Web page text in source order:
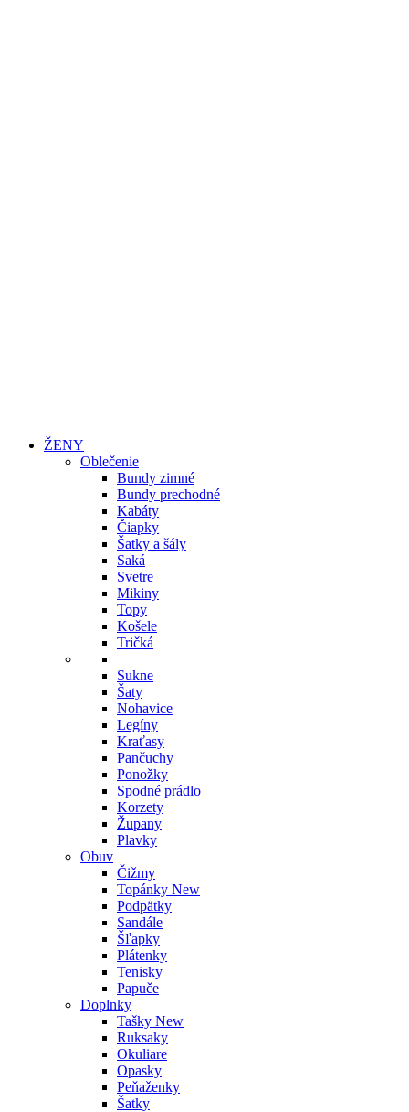
ŽENY
Oblečenie
Bundy zimné
Bundy prechodné
Kabáty
Čiapky
Šatky a šály
Saká
Svetre
Mikiny
Topy
Košele
Tričká
Sukne
Šaty
Nohavice
Legíny
Kraťasy
Pančuchy
Ponožky
Spodné prádlo
Korzety
Župany
Plavky
Obuv
Čižmy
Topánky New
Podpätky
Sandále
Šľapky
Plátenky
Tenisky
Papuče
Doplnky
Tašky New
Ruksaky
Okuliare
Opasky
Peňaženky
Šatky